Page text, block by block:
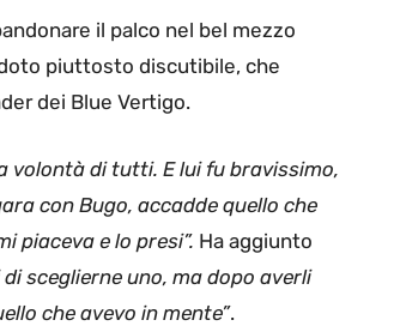
il palco nel bel mezzo
piuttosto discutibile, che
dei Blue Vertigo.
volontà di tutti. E lui fu bravissimo,
con Bugo, accadde quello che
piaceva e lo presi”. Ha aggiunto
sceglierne uno, ma dopo averli
che avevo in mente”.